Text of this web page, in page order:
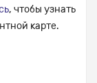
, чтобы узнать
карте.